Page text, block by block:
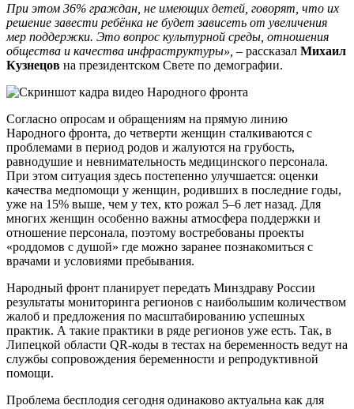
При этом 36% граждан, не имеющих детей, говорят, что их
решение завести ребёнка не будет зависеть от увеличения
мер поддержки. Это вопрос культурной среды, отношения
общества и качества инфраструктуры», – рассказал Михаил
Кузнецов на президентском Свете по демографии.
Согласно опросам и обращениям на прямую линию
Народного фронта, до четверти женщин сталкиваются с
проблемами в период родов и жалуются на грубость,
равнодушие и невнимательность медицинского персонала.
При этом ситуация здесь постепенно улучшается: оценки
качества медпомощи у женщин, родивших в последние годы,
уже на 15% выше, чем у тех, кто рожал 5–6 лет назад. Для
многих женщин особенно важны атмосфера поддержки и
отношение персонала, поэтому востребованы проекты
«роддомов с душой» где можно заранее познакомиться с
врачами и условиями пребывания.
Народный фронт планирует передать Минздраву России
результаты мониторинга регионов с наибольшим количеством
жалоб и предложения по масштабированию успешных
практик. А такие практики в ряде регионов уже есть. Так, в
Липецкой области QR-коды в тестах на беременность ведут на
службы сопровождения беременности и репродуктивной
помощи.
Проблема бесплодия сегодня одинаково актуальна как для